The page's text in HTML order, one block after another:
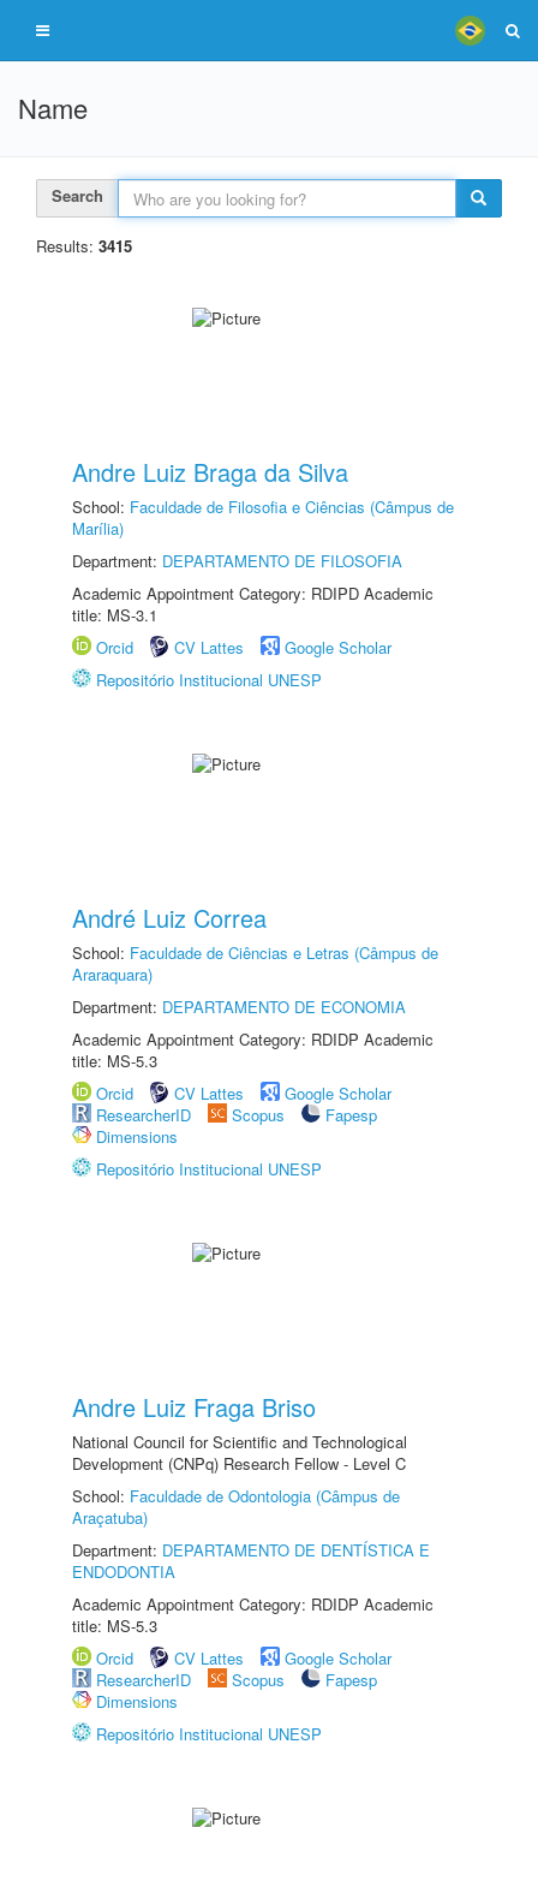
Name
Search
Results: 3415
Andre Luiz Braga da Silva
School: Faculdade de Filosofia e Ciências (Câmpus de
Marília)
Department: DEPARTAMENTO DE FILOSOFIA
Academic Appointment Category: RDIPD Academic
title: MS-3.1
Orcid
CV Lattes
Google Scholar
Repositório Institucional UNESP
André Luiz Correa
School: Faculdade de Ciências e Letras (Câmpus de
Araraquara)
Department: DEPARTAMENTO DE ECONOMIA
Academic Appointment Category: RDIDP Academic
title: MS-5.3
Orcid
CV Lattes
Google Scholar
ResearcherID
Scopus
Fapesp
Dimensions
Repositório Institucional UNESP
Andre Luiz Fraga Briso
National Council for Scientific and Technological
Development (CNPq) Research Fellow - Level C
School: Faculdade de Odontologia (Câmpus de
Araçatuba)
Department: DEPARTAMENTO DE DENTÍSTICA E
ENDODONTIA
Academic Appointment Category: RDIDP Academic
title: MS-5.3
Orcid
CV Lattes
Google Scholar
ResearcherID
Scopus
Fapesp
Dimensions
Repositório Institucional UNESP